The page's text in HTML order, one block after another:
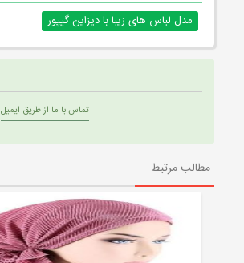
مدل لباس های زیبا با دیزاین گیپور
تماس با ما از طریق ایمیل
مطالب مرتبط